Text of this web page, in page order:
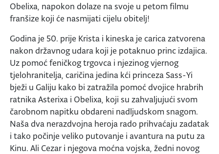
Obelixa, napokon dolaze na svoje u petom filmu
franšize koji će nasmijati cijelu obitelj!
Godina je 50. prije Krista i kineska je carica zatvorena
nakon državnog udara koji je potaknuo princ izdajica.
Uz pomoć feničkog trgovca i njezinog vjernog
tjelohranitelja, caričina jedina kći princeza Sass-Yi
bježi u Galiju kako bi zatražila pomoć dvojice hrabrih
ratnika Asterixa i Obelixa, koji su zahvaljujući svom
čarobnom napitku obdareni nadljudskom snagom.
Naša dva nerazdvojna heroja rado prihvaćaju zadatak
i tako počinje veliko putovanje i avantura na putu za
Kinu. Ali Cezar i njegova moćna vojska, žedni novog